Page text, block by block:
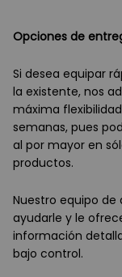
Opciones de
Si desea equipar
la existente, nos
máxima
semanas, pues
al por mayor en
productos.
Nuestro equipo
ayudarle y le
información
bajo control.